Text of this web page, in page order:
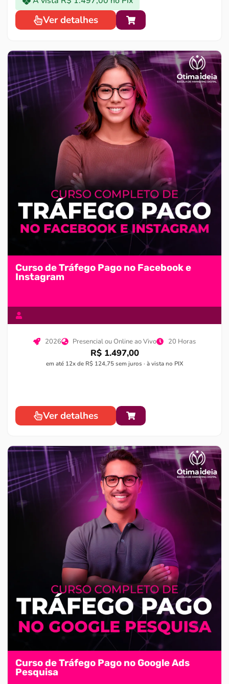
Ver detalhes
Curso de Tráfego Pago no Facebook e
Instagram
2026 Presencial ou Online ao Vivo 20 Horas
R$ 1.497,00
em até 12x de R$ 124,75 sem juros · à vista no PIX
Ver detalhes
Curso de Tráfego Pago no Google Ads
Pesquisa